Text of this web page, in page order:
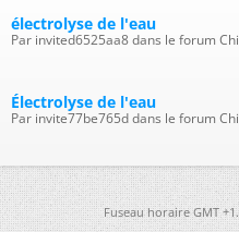
électrolyse de l'eau
Par invited6525aa8 dans le forum
Électrolyse de l'eau
Par invite77be765d dans le forum
Fuseau horaire GMT